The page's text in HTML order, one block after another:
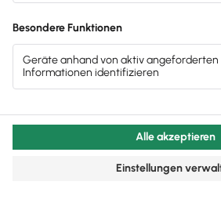
Gewerbesteuer
Du solltest unbedingt auch für
Gewerbesteuer für Jahre von
Bildung einer Rückstellung
die Gewerbesteuer von 2008
als Betriebsausgabe abziehbar
Der Steuerbilanzgewinn